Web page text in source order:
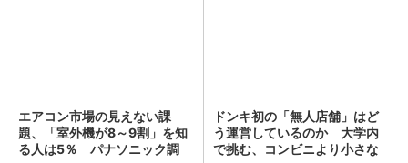
エアコン市場の見えない課
題、「室外機が8～9割」を知
る人は5％ パナソニック調
ドンキ初の「無人店舗」はど
う運営しているのか 大学内
で挑む、コンビニより小さな